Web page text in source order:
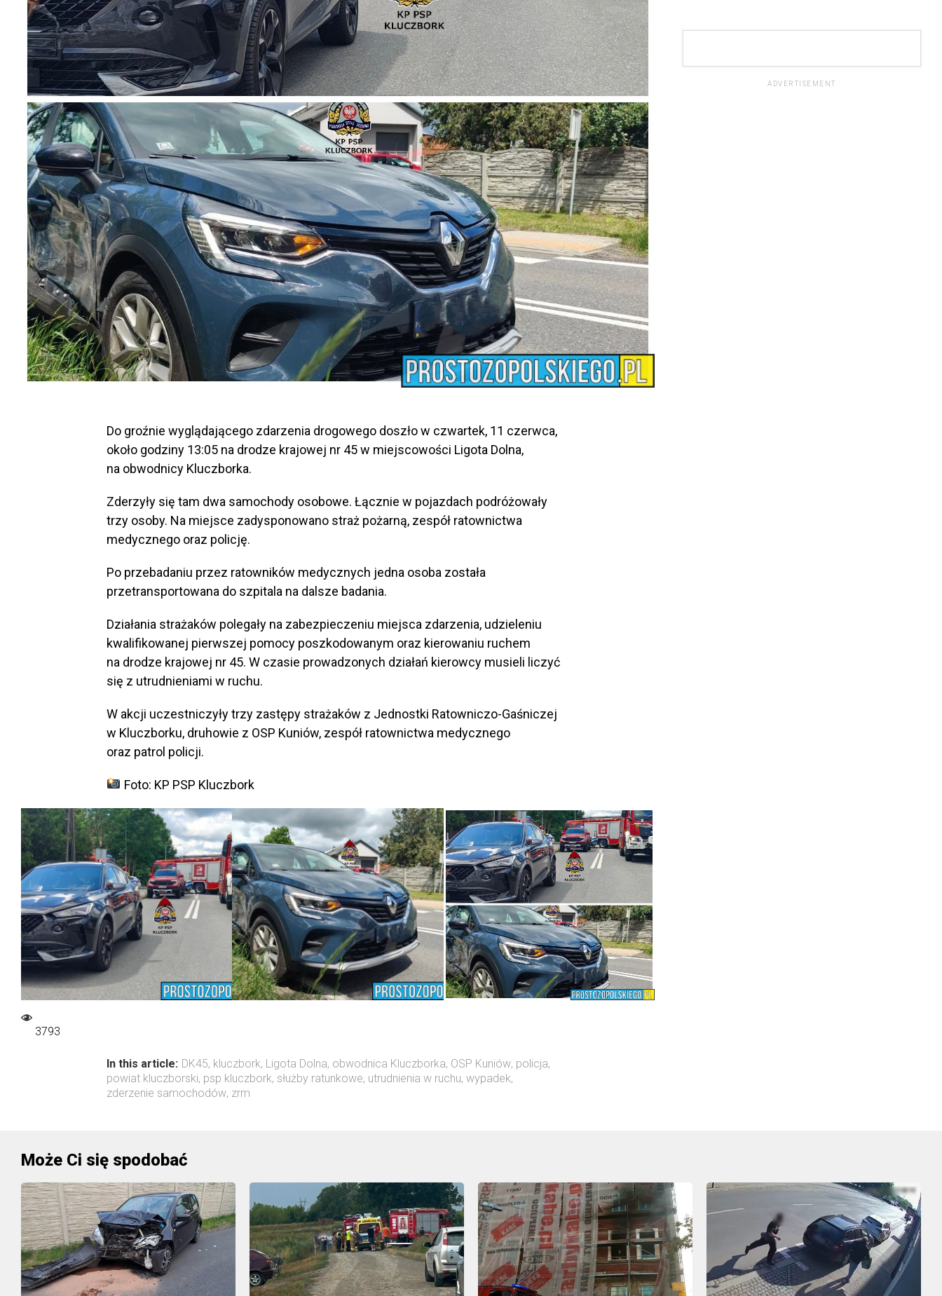
Do groźnie wyglądającego zdarzenia drogowego doszło w czwartek, 11 czerwca,
około godziny 13:05 na drodze krajowej nr 45 w miejscowości Ligota Dolna,
na obwodnicy Kluczborka.
Zderzyły się tam dwa samochody osobowe. Łącznie w pojazdach podróżowały
trzy osoby. Na miejsce zadysponowano straż pożarną, zespół ratownictwa
medycznego oraz policję.
Po przebadaniu przez ratowników medycznych jedna osoba została
przetransportowana do szpitala na dalsze badania.
Działania strażaków polegały na zabezpieczeniu miejsca zdarzenia, udzieleniu
kwalifikowanej pierwszej pomocy poszkodowanym oraz kierowaniu ruchem
na drodze krajowej nr 45. W czasie prowadzonych działań kierowcy musieli liczyć
się z utrudnieniami w ruchu.
W akcji uczestniczyły trzy zastępy strażaków z Jednostki Ratowniczo-Gaśniczej
w Kluczborku, druhowie z OSP Kuniów, zespół ratownictwa medycznego
oraz patrol policji.
Foto: KP PSP Kluczbork
3793
In this article: DK45, kluczbork, Ligota Dolna, obwodnica Kluczborka, OSP Kuniów, policja,
powiat kluczborski, psp kluczbork, służby ratunkowe, utrudnienia w ruchu, wypadek,
zderzenie samochodów, zrm
ADVERTISEMENT
Może Ci się spodobać